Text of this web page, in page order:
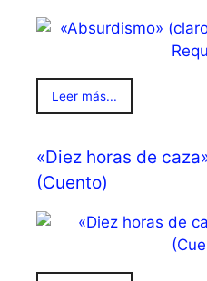
Leer más...
«Diez horas de
(Cuento)